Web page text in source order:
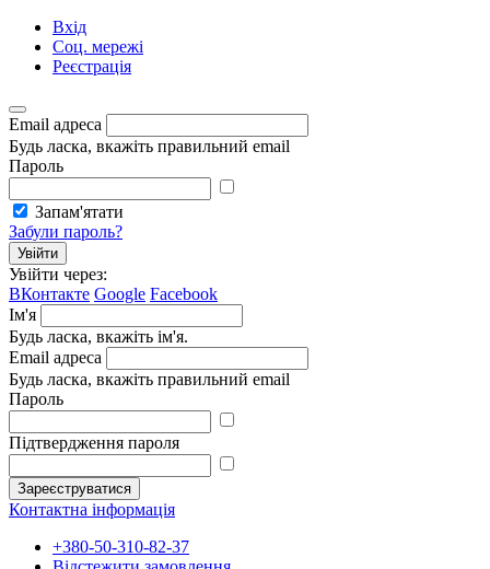
Вхід
Соц. мережі
Реєстрація
Email адреса
Будь ласка, вкажіть правильний email
Пароль
Запам'ятати
Забули пароль?
Увійти
Увійти через:
ВКонтакте Google Facebook
Ім'я
Будь ласка, вкажіть ім'я.
Email адреса
Будь ласка, вкажіть правильний email
Пароль
Підтвердження пароля
Зареєструватися
Контактна інформація
+380-50-310-82-37